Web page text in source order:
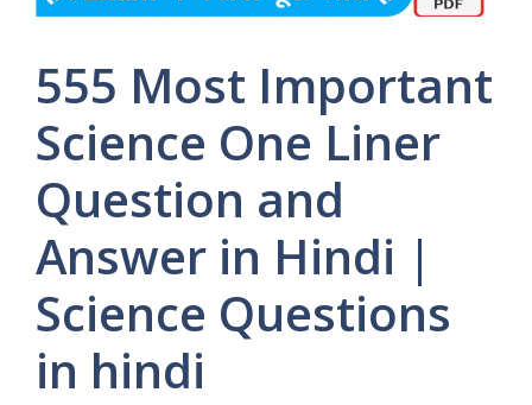
555 Most Important
Science One Liner
Question and
Answer in Hindi |
Science Questions
in hindi